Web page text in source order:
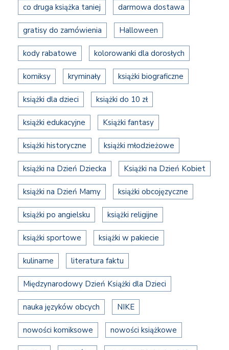
co druga książka taniej darmowa dostawa
gratisy do zamówienia Halloween
kody rabatowe kolorowanki dla dorosłych
komiksy kryminały książki biograficzne
książki dla dzieci książki do 10 zł
książki edukacyjne Książki fantasy
książki historyczne książki młodzieżowe
książki na Dzień Dziecka Książki na Dzień Kobiet
książki na Dzień Mamy książki obcojęzyczne
książki po angielsku książki religijne
książki sportowe książki w pakiecie
kulinarne literatura faktu
Międzynarodowy Dzień Książki dla Dzieci
nauka języków obcych NIKE
nowości komiksowe nowości książkowe